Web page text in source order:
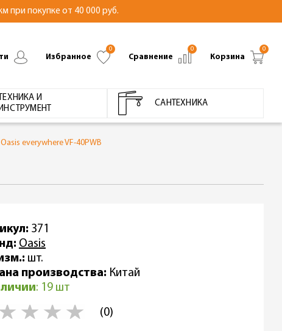
при покупке от 40 000 руб.
Избранное
0
Сравнение
0
Корзина
0
ТЕХНИКА И
САНТЕХНИКА
everywhere VF-40PWB
371
Oasis
шт.
производства: Китай
: 19 шт
(0)